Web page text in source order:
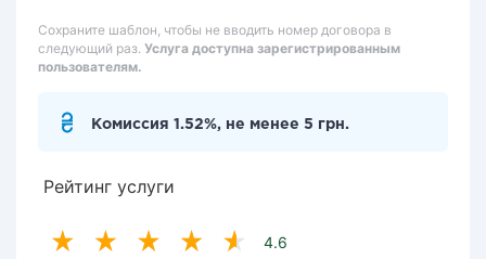
Сохраните шаблон, чтобы не вводить номер договора в
следующий раз. Услуга доступна зарегистрированным
пользователям.
Комиссия 1.52%, не менее 5 грн.
Рейтинг услуги
4.6